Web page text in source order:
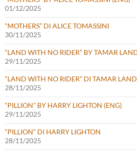
01/12/2025
“MOTHERS” DI ALICE TOMASSINI
30/11/2025
“LAND WITH NO RIDER” BY TAMAR
29/11/2025
“LAND WITH NO RIDER” DI TAMAR
28/11/2025
“PILLION” BY HARRY LIGHTON (ENG)
29/11/2025
“PILLION” DI HARRY LIGHTON
28/11/2025